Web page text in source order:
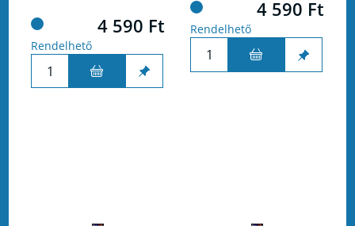
4 590 Ft
Rendelhető
4 590 Ft
Rendelhető